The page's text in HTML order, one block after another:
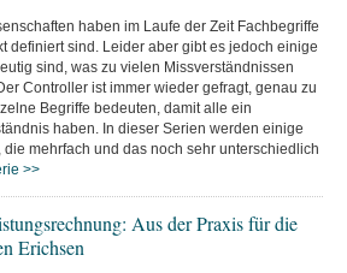
haben im Laufe der Zeit Fachbegriffe
definiert sind. Leider aber gibt es jedoch einige
sind, was zu vielen Missverständnissen
Controller ist immer wieder gefragt, genau zu
Begriffe bedeuten, damit alle ein
haben. In dieser Serien werden einige
die mehrfach und das noch sehr unterschiedlich
>>
Aus der Praxis für die
Erichsen